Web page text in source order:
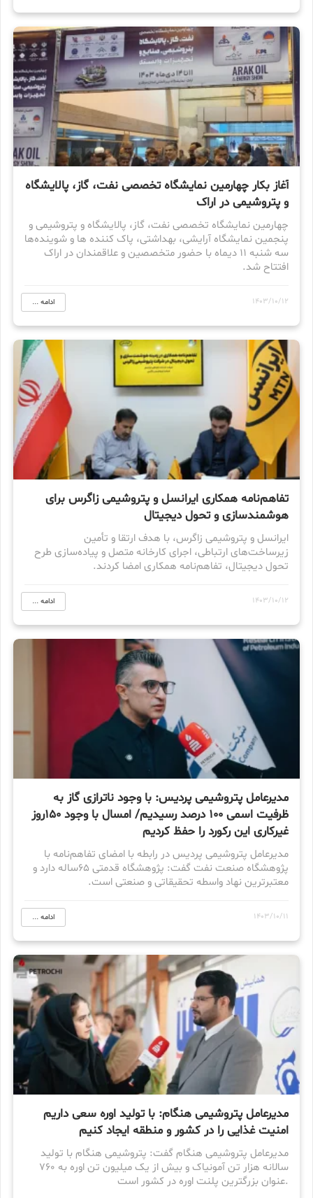
آغاز بکار چهارمین نمایشگاه تخصصی نفت، گاز، پالایشگاه
و پتروشیمی در اراک
چهارمین نمایشگاه تخصصی نفت، گاز، پالایشگاه و پتروشیمی و
پنجمین نمایشگاه آرایشی، بهداشتی، پاک کننده ها و شوینده‌ها
سه شنبه ۱۱ دیماه با حضور متخصصین و علاقمندان در اراک
افتتاح شد.
1403/10/12 ادامه ...
تفاهم‌نامه همکاری ایرانسل و پتروشیمی زاگرس برای
هوشمندسازی و تحول دیجیتال
ایرانسل و پتروشیمی زاگرس، با هدف ارتقا و تأمین
زیرساخت‌های ارتباطی، اجرای کارخانه متصل و پیاده‌سازی طرح
تحول دیجیتال، تفاهم‌نامه همکاری امضا کردند.
1403/10/12 ادامه ...
مدیرعامل پتروشیمی پردیس: با وجود ناترازی گاز به
ظرفیت اسمی ۱۰۰ درصد رسیدیم/ امسال با وجود 150روز
غیرکاری این رکورد را حفظ کردیم
مدیرعامل پتروشیمی پردیس در رابطه با امضای تفاهم‌نامه با
پژوهشگاه صنعت نفت گفت: پژوهشگاه قدمتی 65ساله دارد و
معتبرترین نهاد واسطه تحقیقاتی و صنعتی است.
1403/10/11 ادامه ...
مدیرعامل پتروشیمی هنگام: با تولید اوره سعی داریم
امنیت غذایی را در کشور و منطقه ایجاد کنیم
مدیرعامل پتروشیمی هنگام گفت: پتروشیمی هنگام با تولید
سالانه 760‪ هزار تن آمونیاک و بیش از یک میلیون تن اوره به
عنوان بزرگترین پلنت اوره در کشور است.